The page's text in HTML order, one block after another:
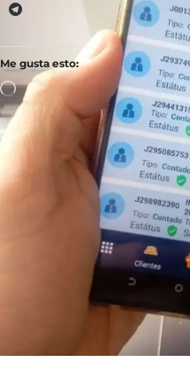
Me gusta esto: